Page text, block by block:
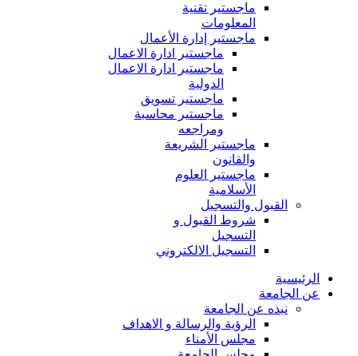
ماجستير تقنية
المعلومات
ماجستير إدارة الأعمال
ماجستير ادارة الاعمال
ماجستير ادارة الاعمال
الدولية
ماجستير تسويق
ماجستير محاسبة
ومراجعه
ماجستير الشريعة
والقانون
ماجستير العلوم
الأسلامية
القبول والتسجيل
شروط القبول و
التسجيل
التسجيل الالكتروني
الرئيسية
عن الجامعة
نبذه عن الجامعة
الرؤية والرسالة و الاهداف
مجلس الأمناء